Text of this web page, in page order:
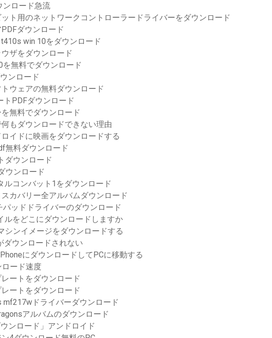
ンロード急流
ト用のネットワークコントローラードライバーをダウンロード
ダウンロード
win 10をダウンロード
ザをダウンロード
を無料でダウンロード
ンロード
ウェアの無料ダウンロード
トPDFダウンロード
無料でダウンロード
もダウンロードできない理由
イドに映画をダウンロードする
無料ダウンロード
ダウンロード
ウンロード
ルコンバット1をダウンロード
カバリー全アルバムダウンロード
パッドドライバーのダウンロード
ルをどこにダウンロードしますか
シンイメージをダウンロードする
ダウンロードされない
にダウンロードしてPCに移動する
ード速度
ートをダウンロード
ートをダウンロード
mf217wドライバーダウンロード
アルバムのダウンロード
ンロード」アンドロイド